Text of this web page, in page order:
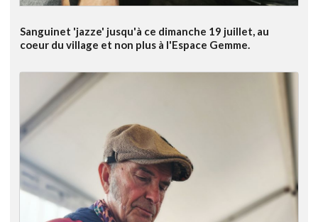
Sanguinet 'jazze' jusqu'à ce dimanche 19 juillet, au
coeur du village et non plus à l'Espace Gemme.